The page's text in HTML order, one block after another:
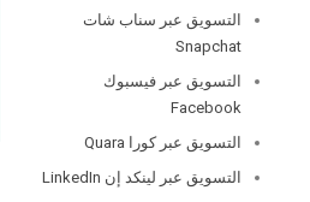
التسويق عبر سناب شات
Snapchat
التسويق عبر فيسبوك
Facebook
التسويق عبر كورا Quara
التسويق عبر لينكد إن LinkedIn